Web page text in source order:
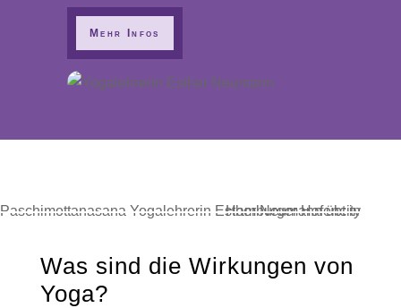
Mehr Infos
Was sind die Wirkungen von
Yoga?